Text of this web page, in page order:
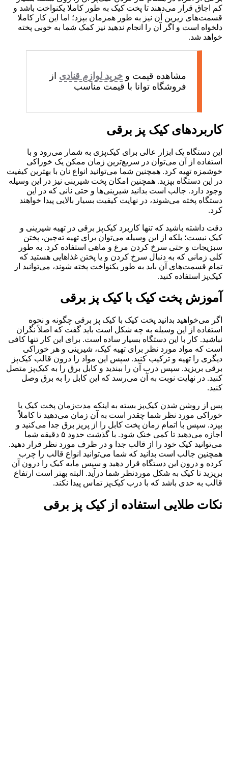
کم اجاق قرار می‌دهند تا پخت کیک به طور کاملا یکنواخت باشد و
قسمت‌های زیرین آن نیز به طور همزمان بپزد؛ اما این کار کاملا
دلخواه است و اگر آن را انجام ندهید نیز کمک شما به خوبی پخته
خواهد شد.
مشاهده قیمت و خرید لوازم قنادی از
فروشگاه توانا با قیمت مناسب
کاربردهایکیک پز برقی
این دستگاه یک ابزار عالی برای کیک‌پزی به شمار می‌رود و با
استفاده از آن می‌توان در سریع‌ترین زمان ممکن یک خوراکی
خوشمزه تهیه کرد. همچنین شما می‌توانید انواع نان با بهترین کیفیت
در این دستگاه بپزید. همچنین امکان پخت شیرینی نیز در این وسیله
وجود دارد. جالب است بدانید شیرینی‌ها و حتی نانی که در این
دستگاه پخته می‌شوند، در نهایت کیفیت بسیار بالایی پیدا خواهند
کرد.
دقت داشته باشید که تنها کاربرد کیک‌پز برقی در تهیه شیرینی و
کیک نیست؛ بلکه از این وسیله می‌توان برای تهیه ته‌چین، پختن
سبزیجات و حتی سرخ کردن مرغ و ماهی استفاده کرد. به طور
کلی زمانی که به دنبال سرخ کردن و یا پختن غذاهایی هستید که
تمام قسمت‌های آن باید به طور یکنواخت پخته شوند، می‌توانید از
کیک‌پز استفاده کنید.
آموزش پخت کیک باکیک پز برقی
اگر می‌خواهید بدانید پخت کیک با کیک‌ پز برقی چگونه و نحوه
استفاده از این وسیله به چه شکل است باید گفت که اصلاً نگران
نباشید. کار با این دستگاه بسیار ساده است. برای این کار تنها کافی
است که مواد مورد نظر برای تهیه کیک، شیرینی و هر خوراکی
دیگری را تهیه و ترکیب کنید. سپس این مواد را درون قالب کیک‌پز
برقی بریزید. سپس درب آن را ببندید و کابل برق را به کیک‌پز متصل
کنید. در نهایت نوبت به آن می‌رسد که این کابل را به برق وصل
کنید.
پس از روشن شدن کیک‌پز بسته به اینکه مدت‌زمان پخت کیک یا
خوراکی مورد نظر شما چقدر است به آن زمان می‌دهید تا کاملاً
بپزد. سپس با اتمام زمان پخت کابل را از پریز برق جدا می‌کنید و
اجازه می‌دهید تا کمی خنک شود. با گذشت حدود ۵ دقیقه شما
می‌توانید کیک خود را از قالب جدا و در ظرف مورد نظر قرار دهید.
همچنین جالب است بدانید که شما می‌توانید انواع قالب را چرب
کرده و درون این دستگاه قرار دهید و سپس مایه کیک را درون آن
بریزید تا کیک به شکل موردنظر شما درآید. البته بهتر است ارتفاع
قالب به حدی باشد که با درب کیک‌پز تماس پیدا نکند.
نکات طلایی استفاده ازکیک پز برقی